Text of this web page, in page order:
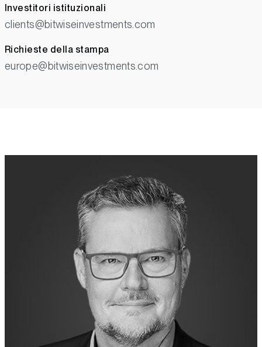
Investitori istituzionali
clients@bitwiseinvestments.com
Richieste della stampa
europe@bitwiseinvestments.com